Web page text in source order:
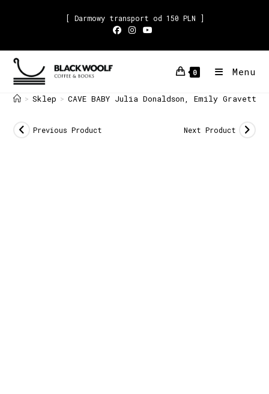
[ Darmowy transport od 150 PLN ]
0 Menu
> Sklep > CAVE BABY Julia Donaldson, Emily Gravett
Previous Product Next Product